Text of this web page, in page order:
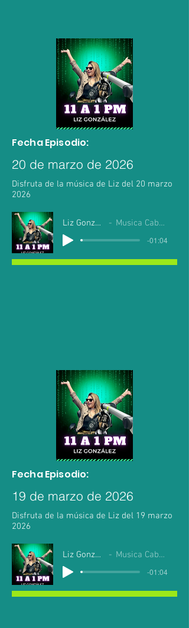
Fecha Episodio:
20 de marzo de 2026
Disfruta de la música de Liz del 20 marzo
2026
Liz Gonzalez Musica Cabo Mil
-01:04
Fecha Episodio:
19 de marzo de 2026
Disfruta de la música de Liz del 19 marzo
2026
Liz Gonzalez Musica Cabo Mil
-01:04